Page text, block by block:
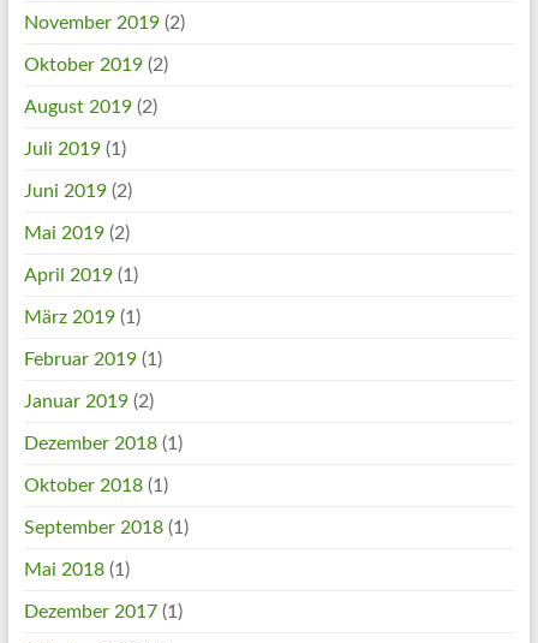
November 2019(2)
Oktober 2019(2)
August 2019(2)
Juli 2019(1)
Juni 2019(2)
Mai 2019(2)
April 2019(1)
März 2019(1)
Februar 2019(1)
Januar 2019(2)
Dezember 2018(1)
Oktober 2018(1)
September 2018(1)
Mai 2018(1)
Dezember 2017(1)